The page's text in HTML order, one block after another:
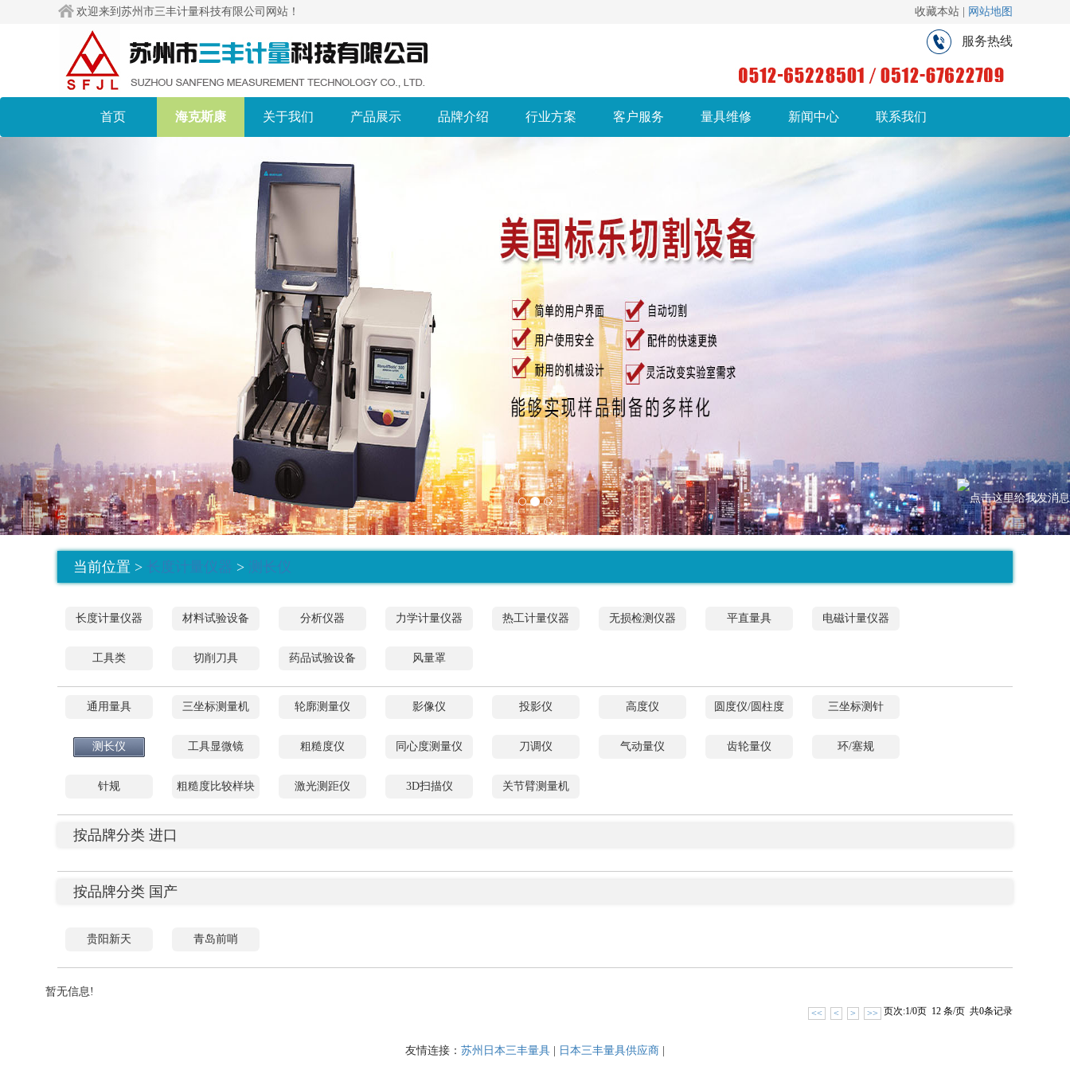
欢迎来到苏州市三丰计量科技有限公司网站！ 收藏本站 | 网站地图
服务热线
首页 海克斯康 关于我们 产品展示 品牌介绍 行业方案 客户服务 量具维修 新闻中心 联系我们
当前位置 > 长度计量仪器 > 测长仪
长度计量仪器 材料试验设备 分析仪器 力学计量仪器 热工计量仪器 无损检测仪器 平直量具 电磁计量仪器
工具类 切削刀具 药品试验设备 风量罩
通用量具 三坐标测量机 轮廓测量仪 影像仪 投影仪 高度仪 圆度仪/圆柱度 三坐标测针
测长仪 工具显微镜 粗糙度仪 同心度测量仪 刀调仪 气动量仪 齿轮量仪 环/塞规
针规 粗糙度比较样块 激光测距仪 3D扫描仪 关节臂测量机
按品牌分类 进口
按品牌分类 国产
贵阳新天 青岛前哨
暂无信息!
页次:1/0页 12 条/页 共0条记录
<< < > >>
友情连接： 苏州日本三丰量具 日本三丰量具供应商